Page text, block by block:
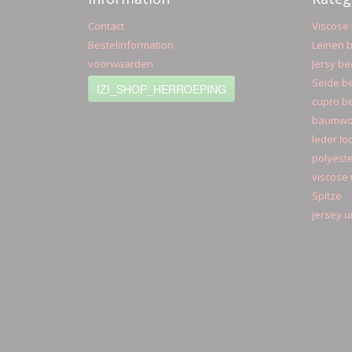
Contact
Bestelinformation
voorwaarden
IZI_SHOP_HERROEPING
Leinen
Jersy
Seide
cupro
leder
viscose
Spitze
jersey